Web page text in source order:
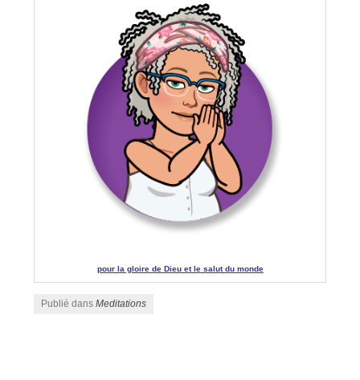
pour la gloire de Dieu et le salut du monde
Publié dansMeditations